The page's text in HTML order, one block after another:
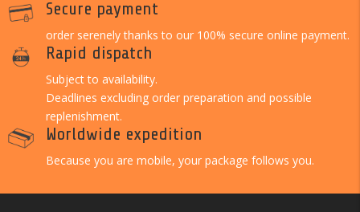
Secure payment
order serenely thanks to our 100% secure online payment.
Rapid dispatch
Subject to availability.
Deadlines excluding order preparation and possible
replenishment.
Worldwide expedition
Because you are mobile, your package follows you.